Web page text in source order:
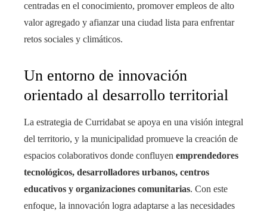
centradas en el conocimiento, promover empleos de alto
valor agregado y afianzar una ciudad lista para enfrentar
retos sociales y climáticos.
Un entorno de innovación
orientado al desarrollo territorial
La estrategia de Curridabat se apoya en una visión integral
del territorio, y la municipalidad promueve la creación de
espacios colaborativos donde confluyen emprendedores
tecnológicos, desarrolladores urbanos, centros
educativos y organizaciones comunitarias. Con este
enfoque, la innovación logra adaptarse a las necesidades